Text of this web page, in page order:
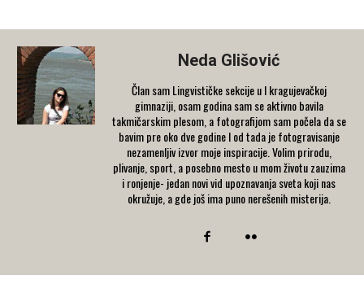
Neda Glišović
Član sam Lingvističke sekcije u I kragujevačkoj
gimnaziji, osam godina sam se aktivno bavila
takmičarskim plesom, a fotografijom sam počela da se
bavim pre oko dve godine I od tada je fotogravisanje
nezamenljiv izvor moje inspiracije. Volim prirodu,
plivanje, sport, a posebno mesto u mom životu zauzima
i ronjenje- jedan novi vid upoznavanja sveta koji nas
okružuje, a gde još ima puno nerešenih misterija.